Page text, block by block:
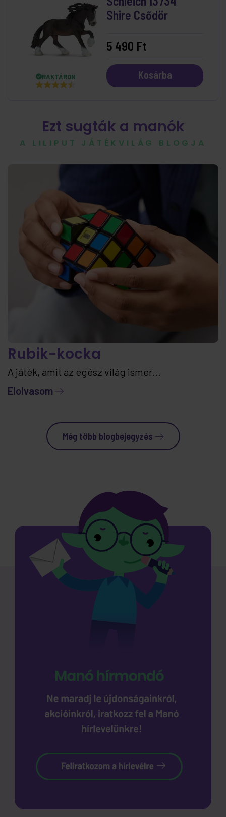
RAKTÁRON
Shire Csődör
5 490 Ft
Kosárba
Ezt sugták a manók
A LILIPUT JÁTÉKVILÁG BLOGJA
Rubik-kocka
A játék, amit az egész világ ismer...
Elolvasom
Még több blogbejegyzés